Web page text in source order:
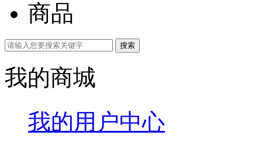
商品
我的商城
我的用户中心